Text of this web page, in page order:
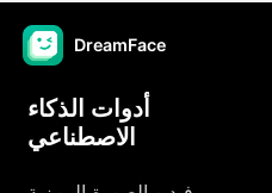
DreamFace
أدوات الذكاء
الاصطناعي